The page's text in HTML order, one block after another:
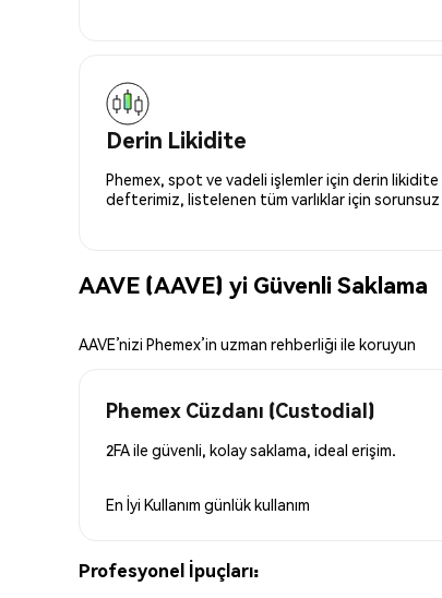
Derin Likidite
Phemex, spot ve vadeli işlemler için derin likidite
defterimiz, listelenen tüm varlıklar için
AAVE (AAVE) yi Güvenli Saklama
AAVE’nizi Phemex’in uzman rehberliği ile koruyun
Phemex Cüzdanı (Custodial)
2FA ile güvenli, kolay saklama, ideal erişim.
En İyi Kullanım günlük kullanım
Profesyonel İpuçları: